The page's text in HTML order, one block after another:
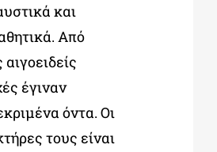
και
Από
έγιναν
όντα. Οι
τους είναι